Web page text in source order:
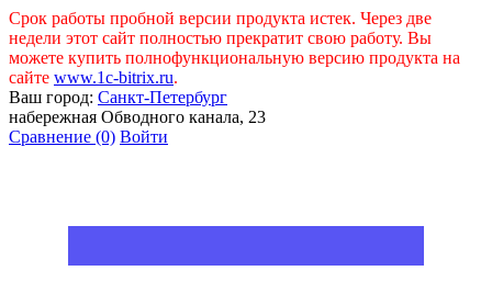
Срок работы пробной версии продукта истек. Через две
недели этот сайт полностью прекратит свою работу. Вы
можете купить полнофункциональную версию продукта на
сайте www.1c-bitrix.ru.
Ваш город: Санкт-Петербург
набережная Обводного канала, 23
Сравнение (0) Войти